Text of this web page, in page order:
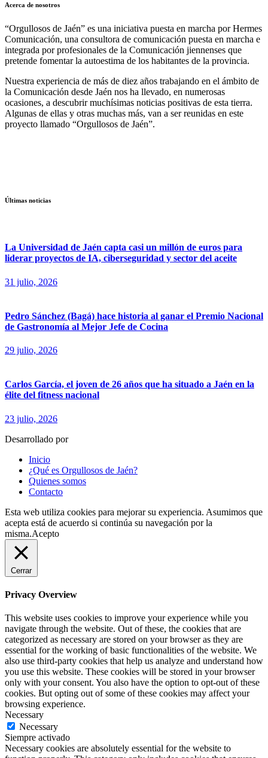
Acerca de nosotros
“Orgullosos de Jaén” es una iniciativa puesta en marcha por Hermes
Comunicación, una consultora de comunicación puesta en marcha e
integrada por profesionales de la Comunicación jiennenses que
pretende fomentar la autoestima de los habitantes de la provincia.
Nuestra experiencia de más de diez años trabajando en el ámbito de
la Comunicación desde Jaén nos ha llevado, en numerosas
ocasiones, a descubrir muchísimas noticias positivas de esta tierra.
Algunas de ellas y otras muchas más, van a ser reunidas en este
proyecto llamado “Orgullosos de Jaén”.
Últimas noticias
La Universidad de Jaén capta casi un millón de euros para
liderar proyectos de IA, ciberseguridad y sector del aceite
31 julio, 2026
Pedro Sánchez (Bagá) hace historia al ganar el Premio Nacional
de Gastronomía al Mejor Jefe de Cocina
29 julio, 2026
Carlos García, el joven de 26 años que ha situado a Jaén en la
élite del fitness nacional
23 julio, 2026
Desarrollado por
Inicio
¿Qué es Orgullosos de Jaén?
Quienes somos
Contacto
Esta web utiliza cookies para mejorar su experiencia. Asumimos que
acepta está de acuerdo si continúa su navegación por la
misma.Acepto
Cerrar
Privacy Overview
This website uses cookies to improve your experience while you
navigate through the website. Out of these, the cookies that are
categorized as necessary are stored on your browser as they are
essential for the working of basic functionalities of the website. We
also use third-party cookies that help us analyze and understand how
you use this website. These cookies will be stored in your browser
only with your consent. You also have the option to opt-out of these
cookies. But opting out of some of these cookies may affect your
browsing experience.
Necessary
Necessary
Siempre activado
Necessary cookies are absolutely essential for the website to